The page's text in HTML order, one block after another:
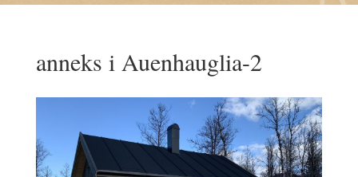
anneks i Auenhauglia-2